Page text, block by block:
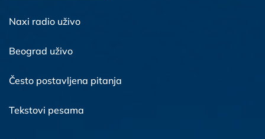
Naxi radio uživo
Beograd uživo
Često postavljena pitanja
Tekstovi pesama